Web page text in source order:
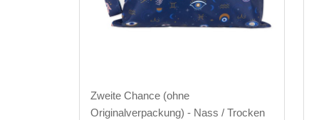
Zweite Chance (ohne
Originalverpackung) - Nass / Trocken